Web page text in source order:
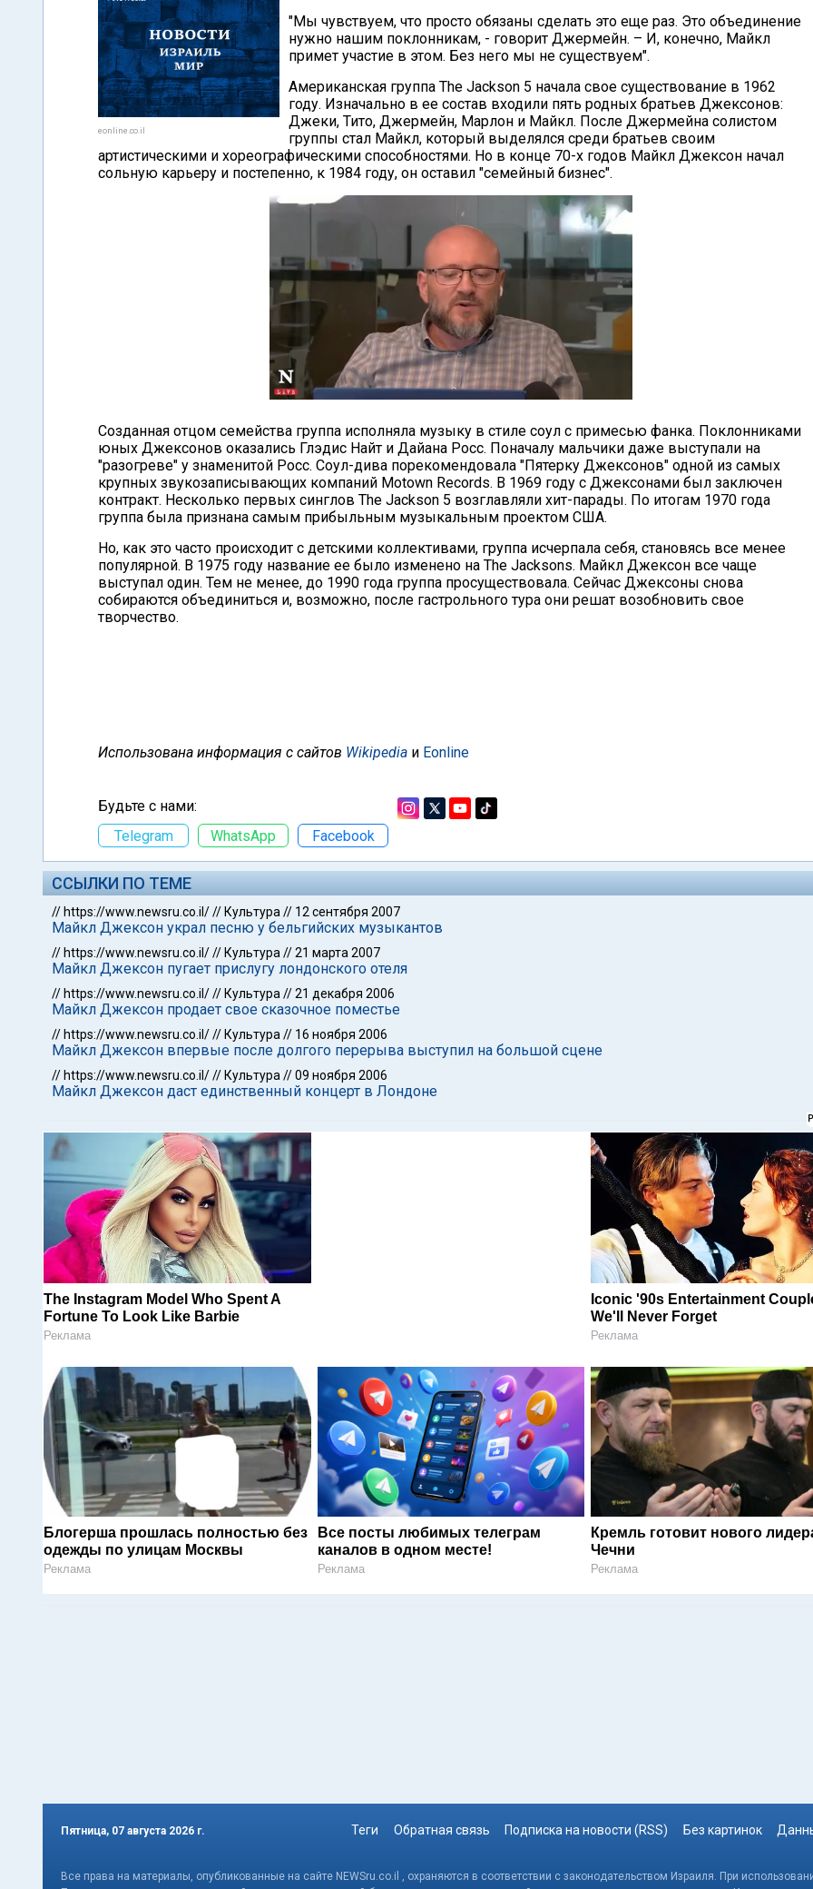
eonline.co.il
"Мы чувствуем, что просто обязаны сделать это еще раз. Это объединение
нужно нашим поклонникам, - говорит Джермейн. – И, конечно, Майкл
примет участие в этом. Без него мы не существуем".
Американская группа The Jackson 5 начала свое существование в 1962
году. Изначально в ее состав входили пять родных братьев Джексонов:
Джеки, Тито, Джермейн, Марлон и Майкл. После Джермейна солистом
группы стал Майкл, который выделялся среди братьев своим
артистическими и хореографическими способностями. Но в конце 70-х годов Майкл Джексон начал
сольную карьеру и постепенно, к 1984 году, он оставил "семейный бизнес".
Созданная отцом семейства группа исполняла музыку в стиле соул с примесью фанка. Поклонниками
юных Джексонов оказались Глэдис Найт и Дайана Росс. Поначалу мальчики даже выступали на
"разогреве" у знаменитой Росс. Соул-дива порекомендовала "Пятерку Джексонов" одной из самых
крупных звукозаписывающих компаний Motown Records. В 1969 году с Джексонами был заключен
контракт. Несколько первых синглов The Jackson 5 возглавляли хит-парады. По итогам 1970 года
группа была признана самым прибыльным музыкальным проектом США.
Но, как это часто происходит с детскими коллективами, группа исчерпала себя, становясь все менее
популярной. В 1975 году название ее было изменено на The Jacksons. Майкл Джексон все чаще
выступал один. Тем не менее, до 1990 года группа просуществовала. Сейчас Джексоны снова
собираются объединиться и, возможно, после гастрольного тура они решат возобновить свое
творчество.
Использована информация с сайтов Wikipedia и Eonline
Будьте с нами:
Telegram
WhatsApp Facebook
ССЫЛКИ ПО ТЕМЕ
// https://www.newsru.co.il/// Культура // 12 сентября 2007
Майкл Джексон украл песню у бельгийских музыкантов
// https://www.newsru.co.il/// Культура //21 марта 2007
Майкл Джексон пугает прислугу лондонского отеля
// https://www.newsru.co.il/// Культура //21 декабря 2006
Майкл Джексон продает свое сказочное поместье
// https://www.newsru.co.il/// Культура // 16 ноября 2006
Майкл Джексон впервые после долгого перерыва выступил на большой сцене
// https://www.newsru.co.il/// Культура //09 ноября 2006
Майкл Джексон даст единственный концерт в Лондоне
The Instagram Model Who Spent A
Fortune To Look Like Barbie
Реклама
Iconic '90s Entertainment
We'll Never Forget
Реклама
Блогерша прошлась полностью без
одежды по улицам Москвы
Реклама
Все посты любимых телеграм
каналов в одном месте!
Реклама
Кремль готовит нового
Чечни
Реклама
Пятница, 07 августа 2026 г. Теги Обратная связь Подписка на новости (RSS) Без картинок
Все права на материалы, опубликованные на сайте NEWSru.co.il , охраняются в соответствии с законодательством Израиля. При